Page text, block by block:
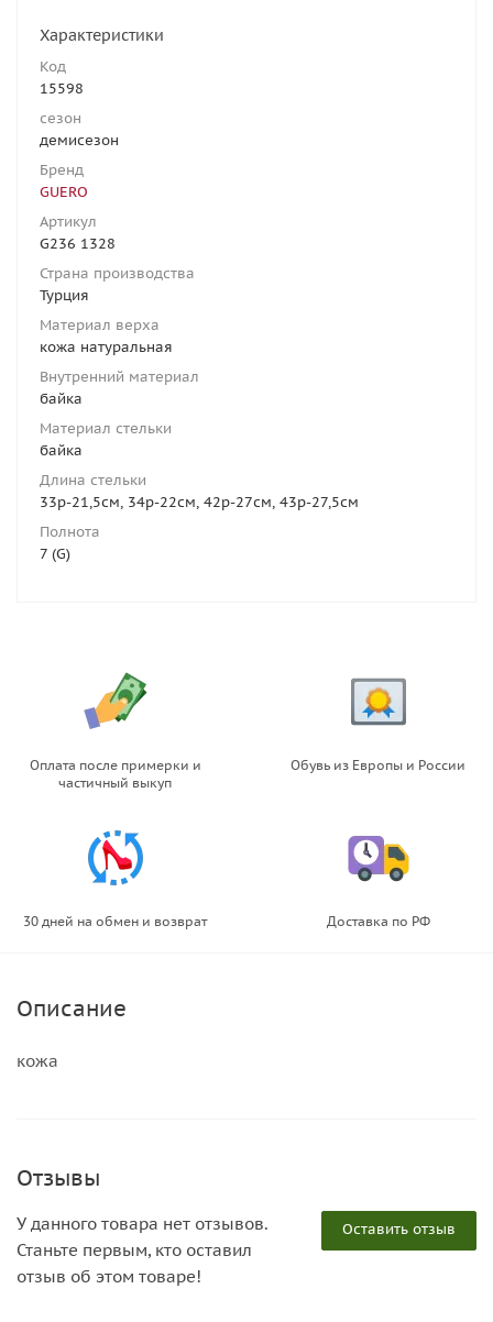
Характеристики
Код
15598
сезон
демисезон
Бренд
GUERO
Артикул
G236 1328
Страна производства
Турция
Материал верха
кожа натуральная
Внутренний материал
байка
Материал стельки
байка
Длина стельки
33р-21,5см, 34р-22см, 42р-27см, 43р-27,5см
Полнота
7 (G)
Оплата после примерки и
частичный выкуп
Обувь из Европы и России
30 дней на обмен и возврат Доставка по РФ
Описание
кожа
Отзывы
Оставить отзыв
У данного товара нет отзывов.
Станьте первым, кто оставил
отзыв об этом товаре!